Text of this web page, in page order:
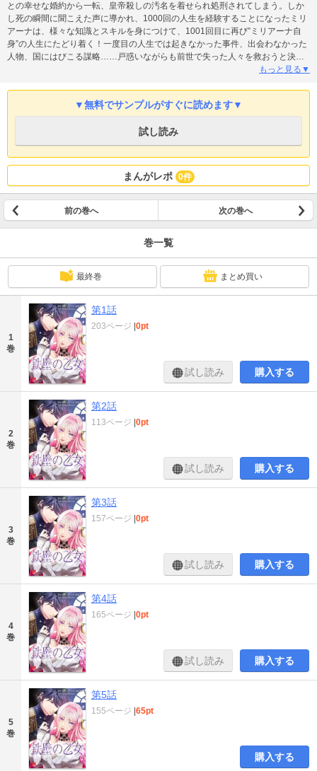
との幸せな婚約から一転、皇帝殺しの汚名を着せられ処刑されてしまう。しか
し死の瞬間に聞こえた声に導かれ、1000回の人生を経験することになったミリ
アーナは、様々な知識とスキルを身につけて、1001回目に再び”ミリアーナ自
身”の人生にたどり着く！一度目の人生では起きなかった事件、出会わなかった
人物、国にはびこる謀略……戸惑いながらも前世で失った人々を救おうと決意
するミリアーナだったが、「誰も死なない世界」は、「ミリアーナが誰とも結
もっと見る▼
▼無料でサンプルがすぐに読めます▼
試し読み
まんがレポ 0件
前の巻へ 次の巻へ
巻一覧
最終巻 まとめ買い
1
巻
第1話
203ページ 0pt
試し読み 購入する
2
巻
第2話
113ページ 0pt
試し読み 購入する
3
巻
第3話
157ページ 0pt
試し読み 購入する
4
巻
第4話
165ページ 0pt
試し読み 購入する
5
巻
第5話
155ページ 65pt
購入する